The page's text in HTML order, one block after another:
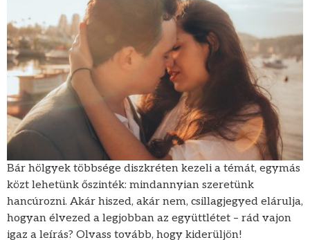
Bár hölgyek többsége diszkréten kezeli a témát, egymás
közt lehetünk őszinték: mindannyian szeretünk
hancúrozni. Akár hiszed, akár nem, csillagjegyed elárulja,
hogyan élvezed a legjobban az együttlétet – rád vajon
igaz a leírás? Olvass tovább, hogy kiderüljön!